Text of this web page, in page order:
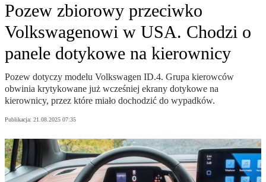
Pozew zbiorowy przeciwko
Volkswagenowi w USA. Chodzi o
panele dotykowe na kierownicy
Pozew dotyczy modelu Volkswagen ID.4. Grupa kierowców
obwinia krytykowane już wcześniej ekrany dotykowe na
kierownicy, przez które miało dochodzić do wypadków.
Publikacja: 21.08.2025 07:35